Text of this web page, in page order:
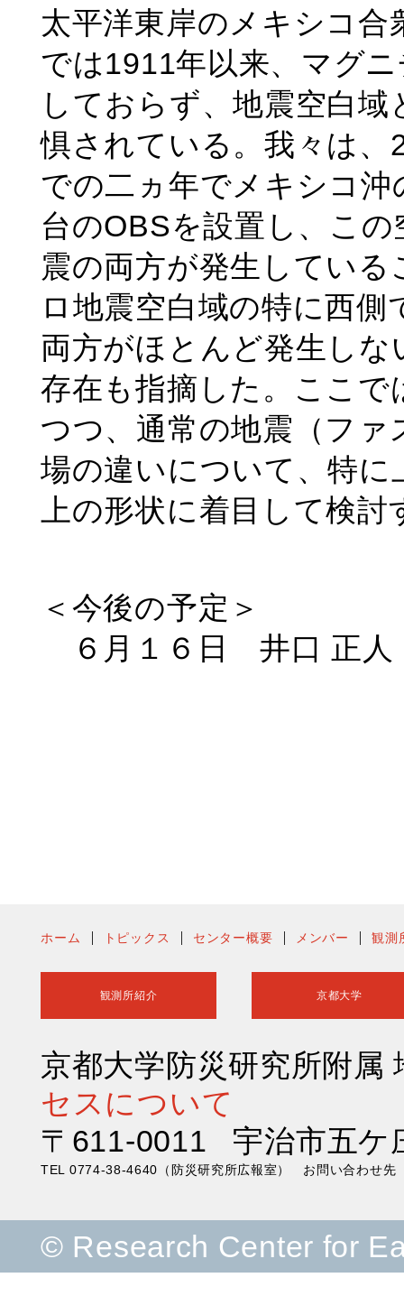
太平洋東岸のメキシコ
では1911年以来、マグ
しておらず、地震空白
惧されている。我々は
での二ヵ年でメキシコ
台のOBSを設置し、こ
震の両方が発生してい
ロ地震空白域の特に西
両方がほとんど発生し
存在も指摘した。ここ
つつ、通常の地震（フ
場の違いについて、特
上の形状に着目して検討
＜今後の予定＞
６月１６日 井口 正人
ホーム トピックス センター概要 メンバー 観測
観測所紹介 京都大学
京都大学防災研究所附
セスについて
〒611-0011 宇治市五ケ
TEL 0774-38-4640（防災研究所広報室） お問い合わせ先
© Research Center for